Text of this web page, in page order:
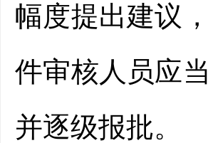
幅度提出建议
件审核人员应
并逐级报批。